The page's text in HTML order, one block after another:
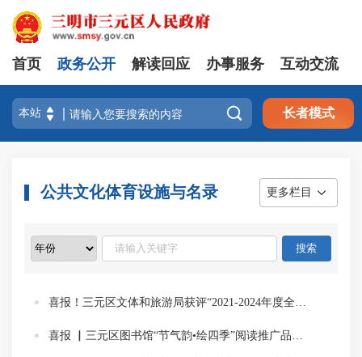
首页 政务公开 解读回应 办事服务 互动交流
 长者模式
公共文化体育设施与名录 更多栏目